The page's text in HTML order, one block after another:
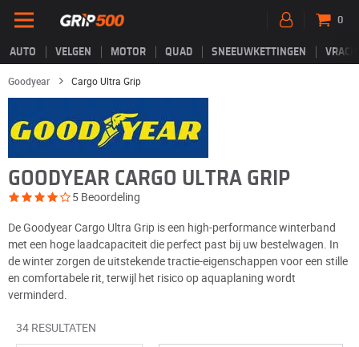
AUTO VELGEN MOTOR QUAD SNEEUWKETTINGEN
0
Goodyear Cargo Ultra Grip
GOODYEAR CARGO ULTRA GRIP
5 Beoordeling
De Goodyear Cargo Ultra Grip is een high-performance winterband
met een hoge laadcapaciteit die perfect past bij uw bestelwagen. In
de winter zorgen de uitstekende tractie-eigenschappen voor een stille
en comfortabele rit, terwijl het risico op aquaplaning wordt
verminderd.
34 RESULTATEN